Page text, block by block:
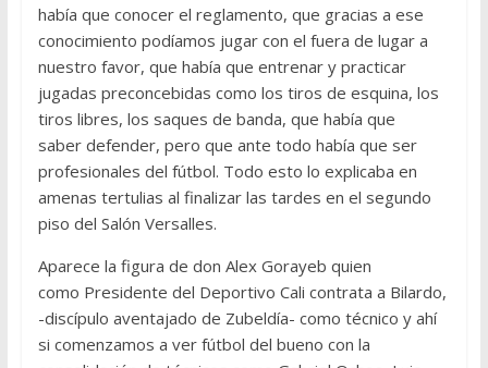
había que conocer el reglamento, que gracias a ese
conocimiento podíamos jugar con el fuera de lugar a
nuestro favor, que había que entrenar y practicar
jugadas preconcebidas como los tiros de esquina, los
tiros libres, los saques de banda, que había que
saber defender, pero que ante todo había que ser
profesionales del fútbol. Todo esto lo explicaba en
amenas tertulias al finalizar las tardes en el segundo
piso del Salón Versalles.
Aparece la figura de don Alex Gorayeb quien
como Presidente del Deportivo Cali contrata a Bilardo,
-discípulo aventajado de Zubeldía- como técnico y ahí
si comenzamos a ver fútbol del bueno con la